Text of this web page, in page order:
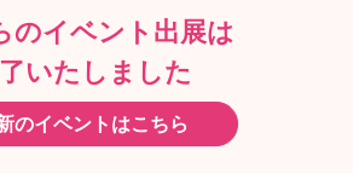
のイベント出展は
いたしました
のイベントはこちら